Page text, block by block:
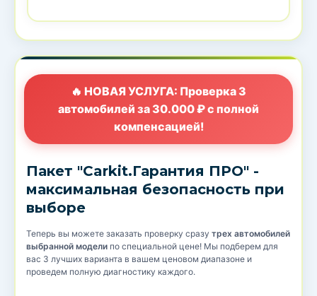
🔥 НОВАЯ УСЛУГА: Проверка 3
автомобилей за 30.000 ₽ с полной
компенсацией!
Пакет "Carkit.Гарантия ПРО" -
максимальная безопасность при
выборе
Теперь вы можете заказать проверку сразу трех автомобилей
выбранной модели по специальной цене! Мы подберем для
вас 3 лучших варианта в вашем ценовом диапазоне и
проведем полную диагностику каждого.